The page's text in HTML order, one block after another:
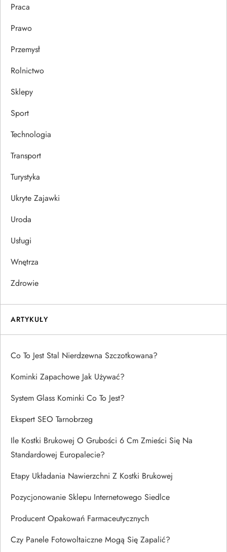
Praca
Prawo
Przemysł
Rolnictwo
Sklepy
Sport
Technologia
Transport
Turystyka
Ukryte Zajawki
Uroda
Usługi
Wnętrza
Zdrowie
ARTYKUŁY
Co To Jest Stal Nierdzewna Szczotkowana?
Kominki Zapachowe Jak Używać?
System Glass Kominki Co To Jest?
Ekspert SEO Tarnobrzeg
Ile Kostki Brukowej O Grubości 6 Cm Zmieści Się Na
Standardowej Europalecie?
Etapy Układania Nawierzchni Z Kostki Brukowej
Pozycjonowanie Sklepu Internetowego Siedlce
Producent Opakowań Farmaceutycznych
Czy Panele Fotowoltaiczne Mogą Się Zapalić?